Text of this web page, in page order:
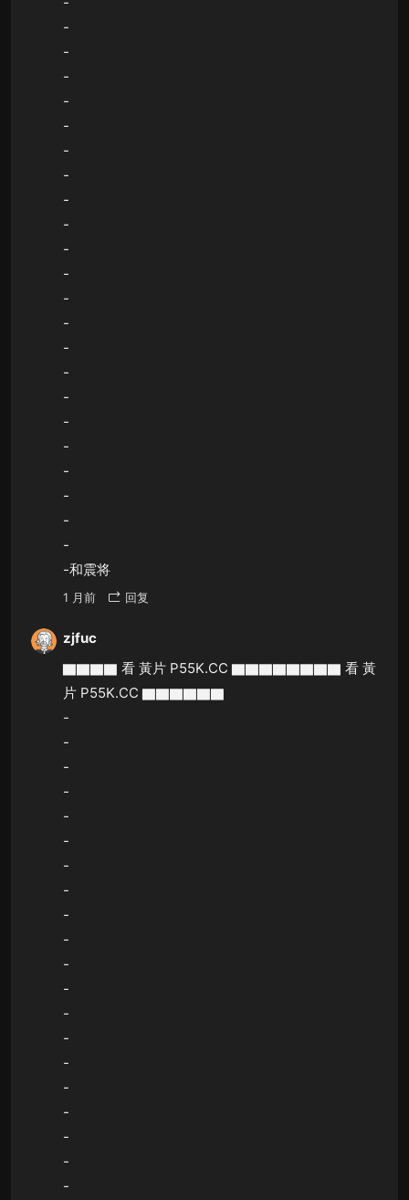
-
-
-
-
-
-
-
-
-
-
-
-
-
-
-
-
-
-
-
-
-
-
-和震将
1 月前 回复
zjfuc
▇▇▇▇ 看 黃片 P55K.CC ▇▇▇▇▇▇▇▇ 看 黃
片 P55K.CC ▇▇▇▇▇▇
-
-
-
-
-
-
-
-
-
-
-
-
-
-
-
-
-
-
-
-